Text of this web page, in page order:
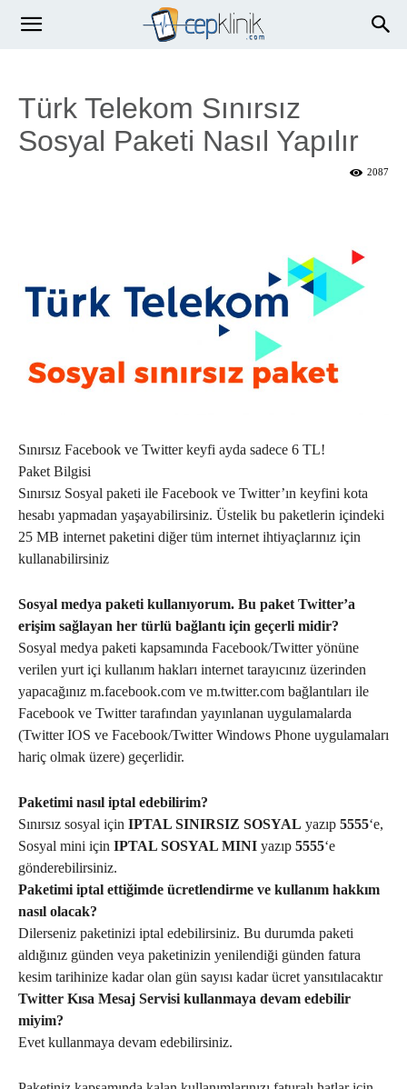
Türk Telekom Sınırsız
Sosyal Paketi Nasıl Yapılır
2087
Sınırsız Facebook ve Twitter keyfi ayda sadece 6 TL!
Paket Bilgisi
Sınırsız Sosyal paketi ile Facebook ve Twitter’ın keyfini kota
hesabı yapmadan yaşayabilirsiniz. Üstelik bu paketlerin içindeki
25 MB internet paketini diğer tüm internet ihtiyaçlarınız için
kullanabilirsiniz
Sosyal medya paketi kullanıyorum. Bu paket Twitter’a
erişim sağlayan her türlü bağlantı için geçerli midir?
Sosyal medya paketi kapsamında Facebook/Twitter yönüne
verilen yurt içi kullanım hakları internet tarayıcınız üzerinden
yapacağınız m.facebook.com ve m.twitter.com bağlantıları ile
Facebook ve Twitter tarafından yayınlanan uygulamalarda
(Twitter IOS ve Facebook/Twitter Windows Phone uygulamaları
hariç olmak üzere) geçerlidir.
Paketimi nasıl iptal edebilirim?
Sınırsız sosyal için IPTAL SINIRSIZ SOSYAL yazıp 5555‘e,
Sosyal mini için IPTAL SOSYAL MINI yazıp 5555‘e
gönderebilirsiniz.
Paketimi iptal ettiğimde ücretlendirme ve kullanım hakkım
nasıl olacak?
Dilerseniz paketinizi iptal edebilirsiniz. Bu durumda paketi
aldığınız günden veya paketinizin yenilendiği günden fatura
kesim tarihinize kadar olan gün sayısı kadar ücret yansıtılacaktır
Twitter Kısa Mesaj Servisi kullanmaya devam edebilir
miyim?
Evet kullanmaya devam edebilirsiniz.